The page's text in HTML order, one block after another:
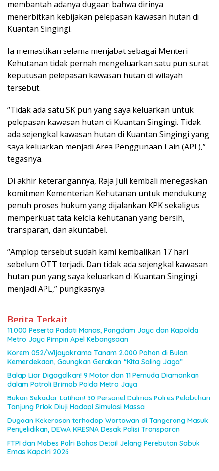
membantah adanya dugaan bahwa dirinya
menerbitkan kebijakan pelepasan kawasan hutan di
Kuantan Singingi.
Ia memastikan selama menjabat sebagai Menteri
Kehutanan tidak pernah mengeluarkan satu pun surat
keputusan pelepasan kawasan hutan di wilayah
tersebut.
“Tidak ada satu SK pun yang saya keluarkan untuk
pelepasan kawasan hutan di Kuantan Singingi. Tidak
ada sejengkal kawasan hutan di Kuantan Singingi yang
saya keluarkan menjadi Area Penggunaan Lain (APL),”
tegasnya.
Di akhir keterangannya, Raja Juli kembali menegaskan
komitmen Kementerian Kehutanan untuk mendukung
penuh proses hukum yang dijalankan KPK sekaligus
memperkuat tata kelola kehutanan yang bersih,
transparan, dan akuntabel.
“Amplop tersebut sudah kami kembalikan 17 hari
sebelum OTT terjadi. Dan tidak ada sejengkal kawasan
hutan pun yang saya keluarkan di Kuantan Singingi
menjadi APL,” pungkasnya
Berita Terkait
11.000 Peserta Padati Monas, Pangdam Jaya dan Kapolda
Metro Jaya Pimpin Apel Kebangsaan
Korem 052/Wijayakrama Tanam 2.000 Pohon di Bulan
Kemerdekaan, Gaungkan Gerakan “Kita Saling Jaga”
Balap Liar Digagalkan! 9 Motor dan 11 Pemuda Diamankan
dalam Patroli Brimob Polda Metro Jaya
Bukan Sekadar Latihan! 50 Personel Dalmas Polres Pelabuhan
Tanjung Priok Diuji Hadapi Simulasi Massa
Dugaan Kekerasan terhadap Wartawan di Tangerang Masuk
Penyelidikan, DEWA KRESNA Desak Polisi Transparan
FTPI dan Mabes Polri Bahas Detail Jelang Perebutan Sabuk
Emas Kapolri 2026